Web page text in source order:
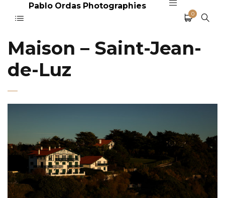
Pablo Ordas Photographies
0
Maison – Saint-Jean-
de-Luz